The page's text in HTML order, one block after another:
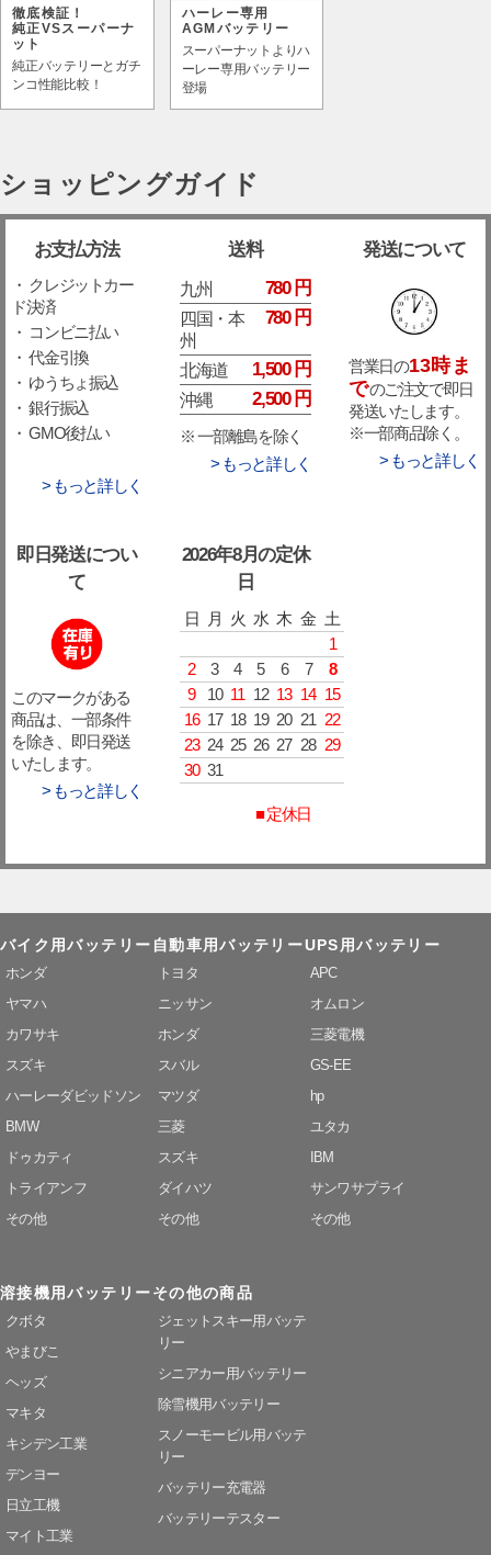
徹底検証！
純正VSスーパーナ
ット
純正バッテリーとガチ
ンコ性能比較！
ハーレー専用
AGMバッテリー
スーパーナットよりハ
ーレー専用バッテリー
登場
ショッピングガイド
お支払方法
・ クレジットカー
ド決済
・ コンビニ払い
・ 代金引換
・ ゆうちょ振込
・ 銀行振込
・ GMO後払い
> もっと詳しく
送料
九州 780 円
四国・本
州
780 円
北海道 1,500 円
沖縄 2,500 円
※ 一部離島を除く
> もっと詳しく
発送について
営業日の13時ま
でのご注文で即日
発送いたします。
※一部商品除く。
> もっと詳しく
即日発送につい
て
このマークがある
商品は、一部条件
を除き、即日発送
いたします。
> もっと詳しく
2026年8月の定休
日
日 月 火 水 木 金 土
1
2
3 4 5 6 7
8
9
10 11 12 13 14 15
16 17 18 19 20 21 22
23 24 25 26 27 28 29
30 31
■ 定休日
バイク用バッテリー
ホンダ
ヤマハ
カワサキ
スズキ
ハーレーダビッドソン
BMW
ドゥカティ
トライアンフ
その他
自動車用バッテリー
トヨタ
ニッサン
ホンダ
スバル
マツダ
三菱
スズキ
ダイハツ
その他
UPS用バッテリー
APC
オムロン
三菱電機
GS-EE
hp
ユタカ
IBM
サンワサプライ
その他
溶接機用バッテリー
クボタ
やまびこ
ヘッズ
マキタ
キシデン工業
デンヨー
日立工機
マイト工業
その他の商品
ジェットスキー用バッテ
リー
シニアカー用バッテリー
除雪機用バッテリー
スノーモービル用バッテ
リー
バッテリー充電器
バッテリーテスター